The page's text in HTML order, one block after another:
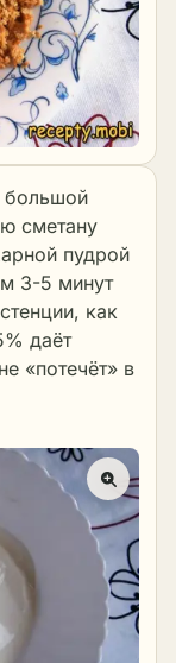
большой
сметану
пудрой
3-5 минут
как
даёт
«потечёт» в